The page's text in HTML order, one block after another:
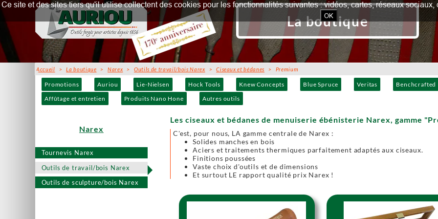
Promotions Auriou Lie-Nielsen Hock Tools Knew Concepts Blue Spruce Veritas Benchcrafted
Affûtage et entretien
Produits Nano Hone Autres outils
Tournevis Narex
Outils de travail/bois Narex
Outils de sculpture/bois Narex
La boutique
Accueil >La boutique >Narex >Outils de travail/bois Narex >Ciseaux et bédanes > Premium
Narex
Les ciseaux et bédanes de menuiserie ébénisterie Narex, gamme
C'est, pour nous, LA gamme centrale de Narex :
Solides manches en bois
Aciers et traitements thermiques parfaitement adaptés aux ciseaux.
Finitions poussées
Vaste choix d'outils et de dimensions
Et surtout LE rapport qualité prix Narex !
Ce site et des sites tiers qu'il utilise collectent des cookies pour les fonctionnalités suivantes : vidéos, cartes, réseaux
OK